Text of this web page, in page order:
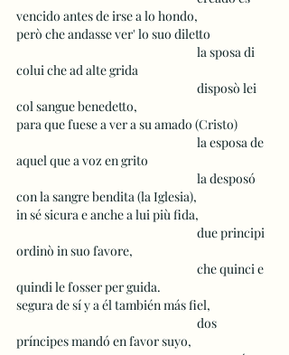
vencido antes de irse a lo hondo,
però che andasse ver' lo suo diletto
colui che ad alte grida
col sangue benedetto,
para que fuese a ver a su amado (Cristo)
aquel que a voz en grito
con la sangre bendita (la Iglesia),
in sé sicura e anche a lui più fida,
ordinò in suo favore,
quindi le fosser per guida.
segura de sí y a él también más fiel,
príncipes mandó en favor suyo,